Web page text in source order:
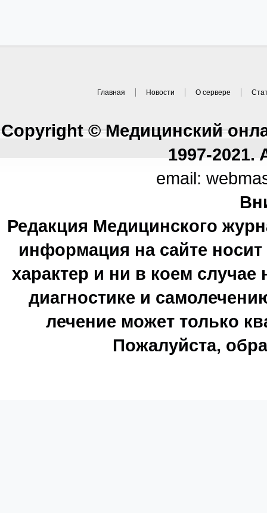
Главная Новости О сервере
Copyright © Медицинский
1997-2021.
email:
Редакция Медицинского
информация на сайте
характер и ни в коем
диагностике и
лечение может только
Пожалуйста,